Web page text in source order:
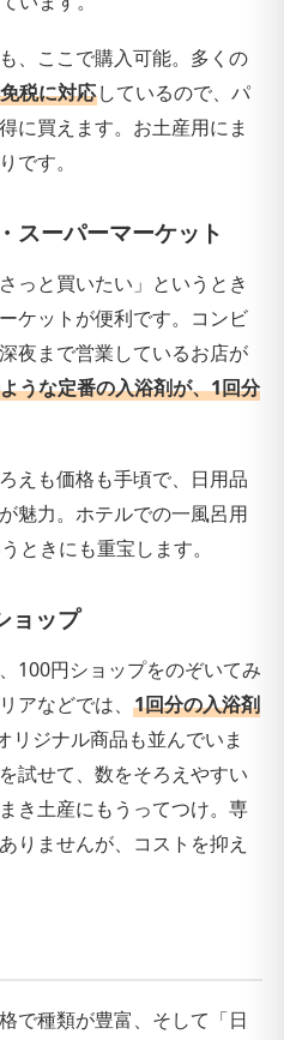
、ここで購入可能。多くの
税に対応しているので、パ
に買えます。お土産用にま
です。
スーパーマーケット
っと買いたい」というとき
ケットが便利です。コンビ
夜まで営業しているお店が
うな定番の入浴剤が、1回分
えも価格も手頃で、日用品
魅力。ホテルでの一風呂用
ときにも重宝します。
ョップ
100円ショップをのぞいてみ
アなどでは、 1回分の入浴剤
リジナル商品も並んでいま
試せて、数をそろえやすい
き土産にもうってつけ。専
りませんが、コストを抑え
で種類が豊富、そして「日